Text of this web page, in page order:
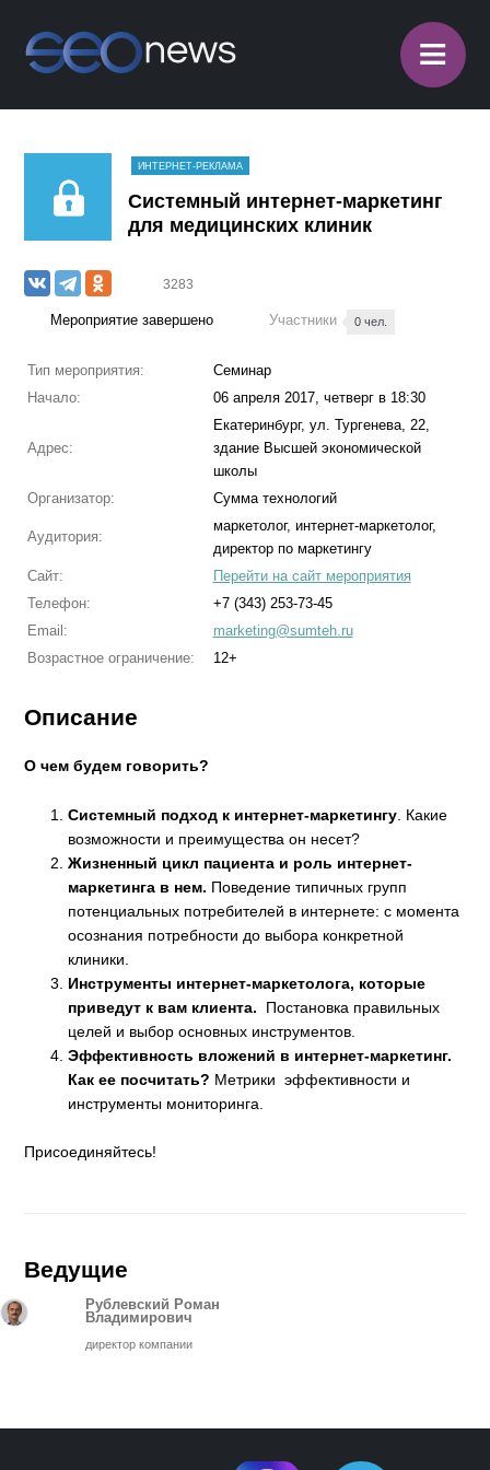
≡
ИНТЕРНЕТ-РЕКЛАМА
Системный интернет-маркетинг
для медицинских клиник
3283
Мероприятие завершено Участники 0 чел.
Тип мероприятия:
Семинар
Начало:
06 апреля 2017, четверг в 18:30
Адрес:
Екатеринбург, ул. Тургенева, 22,
здание Высшей экономической
школы
Организатор:
Сумма технологий
Аудитория:
маркетолог, интернет-маркетолог,
директор по маркетингу
Сайт:
Перейти на сайт мероприятия
Телефон:
+7 (343) 253-73-45
Email:
marketing@sumteh.ru
Возрастное ограничение:
12+
Описание
О чем будем говорить?
Системный подход к интернет-маркетингу . Какие
возможности и преимущества он несет?
Жизненный цикл пациента и роль интернет-
маркетинга в нем. Поведение типичных групп
потенциальных потребителей в интернете: с момента
осознания потребности до выбора конкретной
клиники.
Инструменты интернет-маркетолога, которые
приведут к вам клиента. Постановка правильных
целей и выбор основных инструментов.
Эффективность вложений в интернет-маркетинг.
Как ее посчитать? Метрики эффективности и
инструменты мониторинга.
Присоединяйтесь!
Ведущие
Рублевский Роман
Владимирович
директор компании